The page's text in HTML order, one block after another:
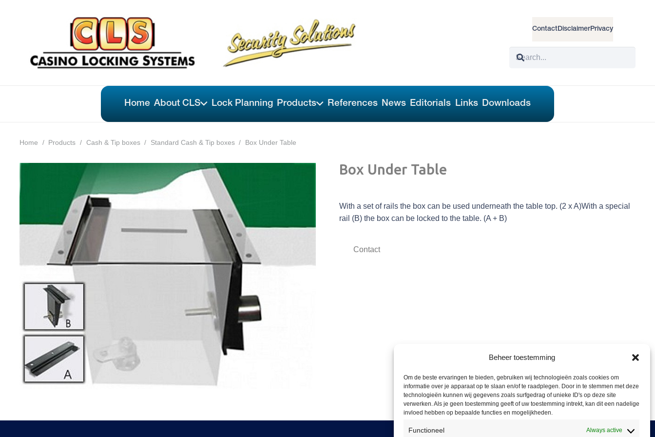
Beheer toestemming
Om de beste ervaringen te bieden, gebruiken wij technologieën zoals cookies om
informatie over je apparaat op te slaan en/of te raadplegen. Door in te stemmen met deze
technologieën kunnen wij gegevens zoals surfgedrag of unieke ID's op deze site
verwerken. Als je geen toestemming geeft of uw toestemming intrekt, kan dit een nadelige
invloed hebben op bepaalde functies en mogelijkheden.
Functioneel Always active
ContactDisclaimerPrivacy
Home About CLS Lock Planning Products References News Editorials Links Downloads
Home / Products / Cash & Tip boxes / Standard Cash & Tip boxes / Box Under Table
Box Under Table
With a set of rails the box can be used underneath the table top. (2 x A)With a special
rail (B) the box can be locked to the table. (A + B)
Contact